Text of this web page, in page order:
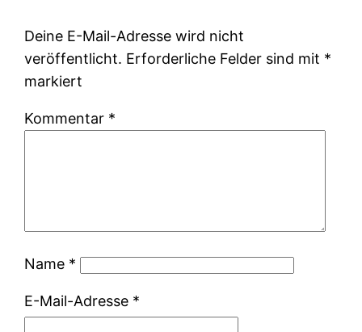
Deine E-Mail-Adresse wird nicht
veröffentlicht. Erforderliche Felder sind mit *
markiert
Kommentar *
Name *
E-Mail-Adresse *